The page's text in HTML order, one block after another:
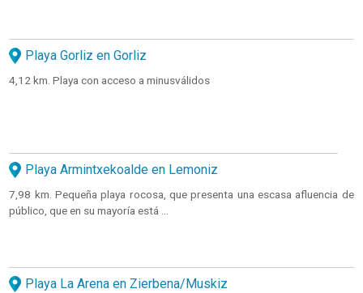
Playa Gorliz en Gorliz
4,12 km. Playa con acceso a minusválidos
Playa Armintxekoalde en Lemoniz
7,98 km. Pequeña playa rocosa, que presenta una escasa afluencia de
público, que en su mayoría está ...
Playa La Arena en Zierbena/Muskiz